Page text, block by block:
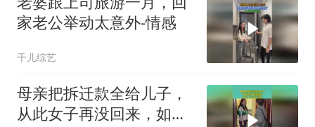
家老公举动太意外-情感
千儿综艺
母亲把拆迁款全给儿子，
从此女子再没回来，如今